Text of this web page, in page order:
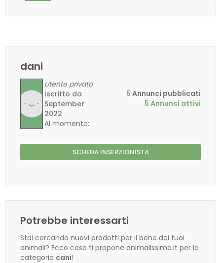
dani
Utente privato
Iscritto da
September
2022
Al momento:
5 Annunci pubblicati
5 Annunci attivi
SCHEDA INSERZIONISTA
Potrebbe interessarti
Stai cercando nuovi prodotti per il bene dei tuoi
animali? Ecco cosa ti propone animalissimo.it per la
categoria cani!